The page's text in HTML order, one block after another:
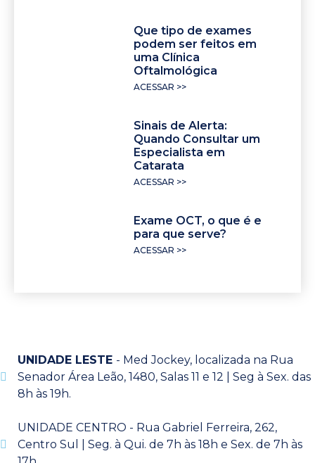
Que tipo de exames
podem ser feitos em
uma Clínica
Oftalmológica
ACESSAR >>
Sinais de Alerta:
Quando Consultar um
Especialista em
Catarata
ACESSAR >>
Exame OCT, o que é e
para que serve?
ACESSAR >>
UNIDADE LESTE - Med Jockey, localizada na Rua
Senador Área Leão, 1480, Salas 11 e 12 | Seg à Sex. das
8h às 19h.
UNIDADE CENTRO - Rua Gabriel Ferreira, 262,
Centro Sul | Seg. à Qui. de 7h às 18h e Sex. de 7h às